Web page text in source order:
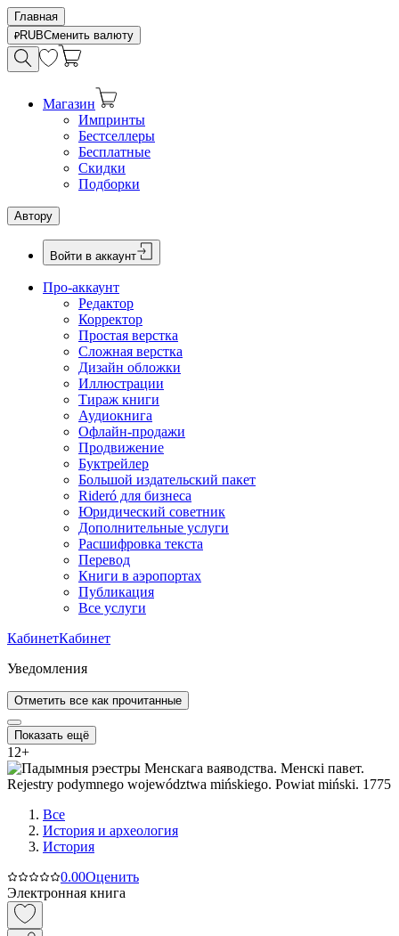
Главная
RUBСменить валюту
Магазин
Импринты
Бестселлеры
Бесплатные
Скидки
Подборки
Автору
Войти в аккаунт
Про-аккаунт
Редактор
Корректор
Простая верстка
Сложная верстка
Дизайн обложки
Иллюстрации
Тираж книги
Аудиокнига
Офлайн-продажи
Продвижение
Буктрейлер
Большой издательский пакет
Rideró для бизнеса
Юридический советник
Дополнительные услуги
Расшифровка текста
Перевод
Книги в аэропортах
Публикация
Все услуги
КабинетКабинет
Уведомления
Отметить все как прочитанные
Показать ещё
12+
Все
История и археология
История
0.00Оценить
Электронная книга